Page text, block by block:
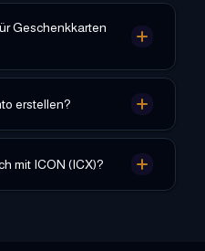
Geschenkkarten
erstellen?
mit ICON (ICX)?